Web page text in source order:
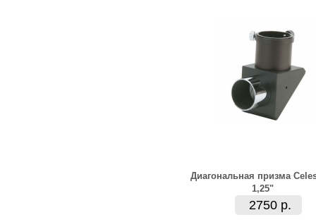
Диагональная призма
1,25"
2750 р.